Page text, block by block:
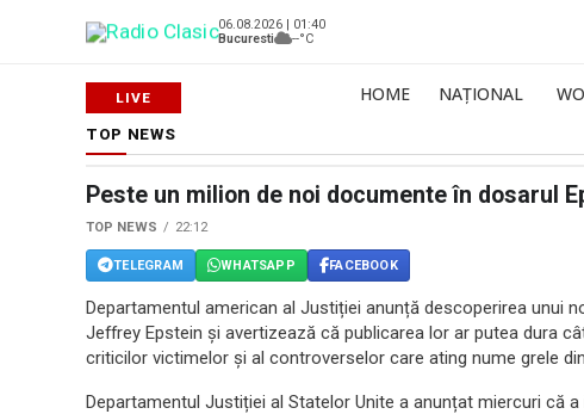
06.08.2026 | 01:40
Bucuresti
--°C
HOME NAȚIONAL
TOP NEWS
Peste un milion de noi documente în dosarul
TOP NEWS 22:12
TELEGRAM WHATSAPP FACEBOOK
Departamentul american al Justiției anunță descoperirea unui
Jeffrey Epstein și avertizează că publicarea lor ar putea dura
criticilor victimelor și al controverselor care ating nume grele
Departamentul Justiției al Statelor Unite a anunțat miercuri că